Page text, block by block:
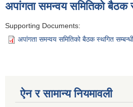
अपांगता समन्वय समितिको बैठक
Supporting Documents:
अपांगता समन्वय समितिको बैठक स्थगित
ऐन र सामान्य नियमावली